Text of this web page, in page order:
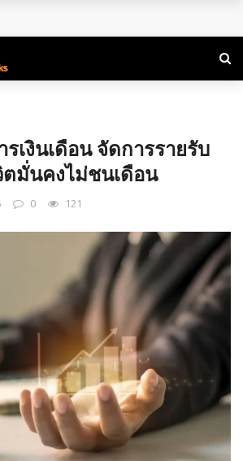
หรับแบ็คแพ็คเกอร์ลุยเดี่ยว
านีแล้วออกลุยไปกับ 3 ที่เที่ยวเด็ดใน 3 สไตล์
เงินเดือน จัดการรายรับ
ตมั่นคงไม่ชนเดือน
0 121